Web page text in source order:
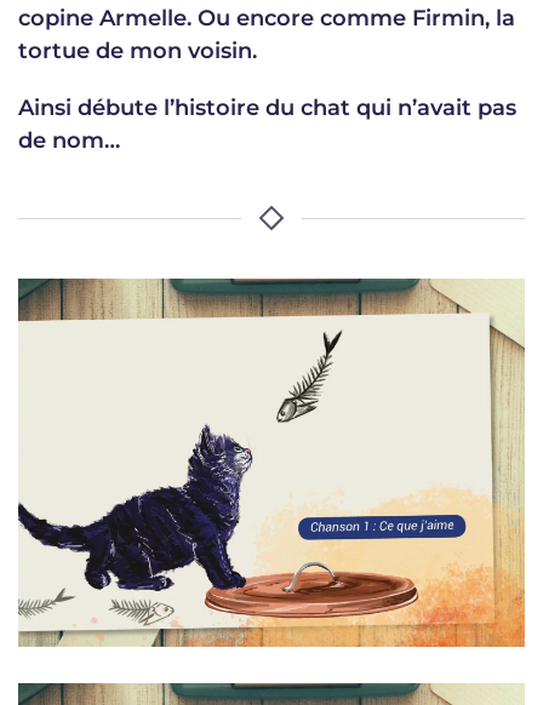
copine Armelle. Ou encore comme Firmin, la
tortue de mon voisin.
Ainsi débute l’histoire du chat qui n’avait pas
de nom…